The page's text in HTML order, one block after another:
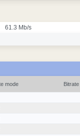
61.3 Mb/s
mode Bitrate